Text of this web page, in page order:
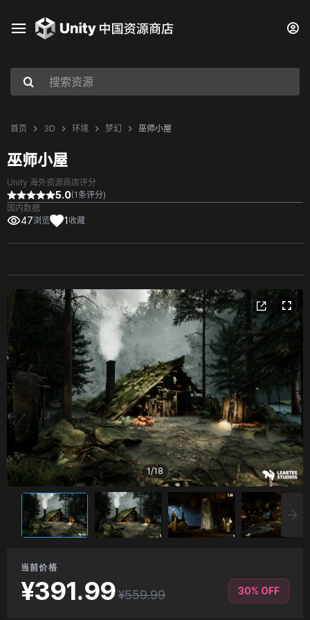
首页 3D 环境 梦幻 巫师小屋
巫师小屋
Unity 海外资源商店评分
5.0(1条评分)
国内数据
47浏览 1 收藏
1/18
当前价格
¥391.99¥559.99 30% OFF